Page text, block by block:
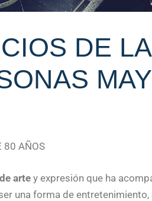
DE
80 AÑOS
artey expresión que ha
una forma de